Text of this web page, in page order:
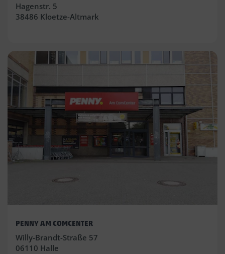
Hagenstr. 5
38486 Kloetze-Altmark
PENNY AM COMCENTER
Willy-Brandt-Straße 57
06110 Halle